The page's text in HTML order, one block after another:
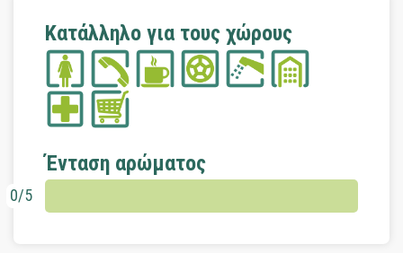
Κατάλληλο για τους χώρους
Ένταση αρώματος
0/5